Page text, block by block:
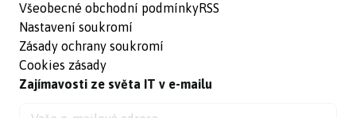
Všeobecné obchodní podmínky
Nastavení soukromí
Zásady ochrany soukromí
Cookies zásady
RSS
Zajímavosti ze světa IT v e-mailu